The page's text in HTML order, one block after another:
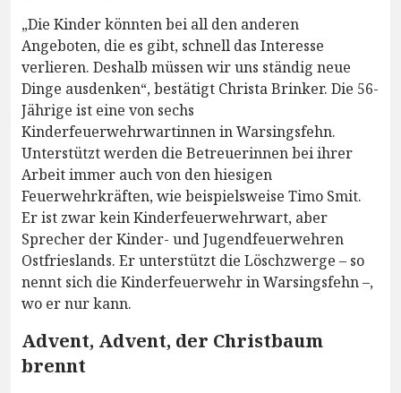
„Die Kinder könnten bei all den anderen
Angeboten, die es gibt, schnell das Interesse
verlieren. Deshalb müssen wir uns ständig neue
Dinge ausdenken“, bestätigt Christa Brinker. Die 56-
Jährige ist eine von sechs
Kinderfeuerwehrwartinnen in Warsingsfehn.
Unterstützt werden die Betreuerinnen bei ihrer
Arbeit immer auch von den hiesigen
Feuerwehrkräften, wie beispielsweise Timo Smit.
Er ist zwar kein Kinderfeuerwehrwart, aber
Sprecher der Kinder- und Jugendfeuerwehren
Ostfrieslands. Er unterstützt die Löschzwerge – so
nennt sich die Kinderfeuerwehr in Warsingsfehn –,
wo er nur kann.
Advent, Advent, der Christbaum
brennt